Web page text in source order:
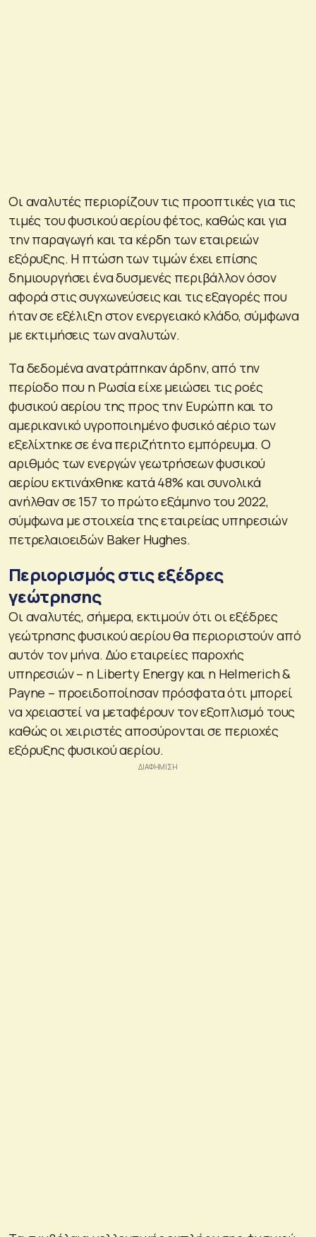
Οι αναλυτές περιορίζουν τις προοπτικές για τις
τιμές του φυσικού αερίου φέτος, καθώς και για
την παραγωγή και τα κέρδη των εταιρειών
εξόρυξης. Η πτώση των τιμών έχει επίσης
δημιουργήσει ένα δυσμενές περιβάλλον όσον
αφορά στις συγχωνεύσεις και τις εξαγορές που
ήταν σε εξέλιξη στον ενεργειακό κλάδο, σύμφωνα
με εκτιμήσεις των αναλυτών.
Τα δεδομένα ανατράπηκαν άρδην, από την
περίοδο που η Ρωσία είχε μειώσει τις ροές
φυσικού αερίου της προς την Ευρώπη και το
αμερικανικό υγροποιημένο φυσικό αέριο των
εξελίχτηκε σε ένα περιζήτητο εμπόρευμα. Ο
αριθμός των ενεργών γεωτρήσεων φυσικού
αερίου εκτινάχθηκε κατά 48% και συνολικά
ανήλθαν σε 157 το πρώτο εξάμηνο του 2022,
σύμφωνα με στοιχεία της εταιρείας υπηρεσιών
πετρελαιοειδών Baker Hughes.
Περιορισμός στις εξέδρες
γεώτρησης
Οι αναλυτές, σήμερα, εκτιμούν ότι οι εξέδρες
γεώτρησης φυσικού αερίου θα περιοριστούν από
αυτόν τον μήνα. Δύο εταιρείες παροχής
υπηρεσιών – η Liberty Energy και η Helmerich &
Payne – προειδοποίησαν πρόσφατα ότι μπορεί
να χρειαστεί να μεταφέρουν τον εξοπλισμό τους
καθώς οι χειριστές αποσύρονται σε περιοχές
εξόρυξης φυσικού αερίου.